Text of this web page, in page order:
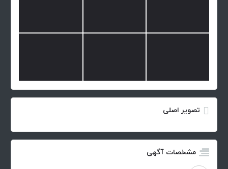
تصویر اصلی
مشخصات آگهی